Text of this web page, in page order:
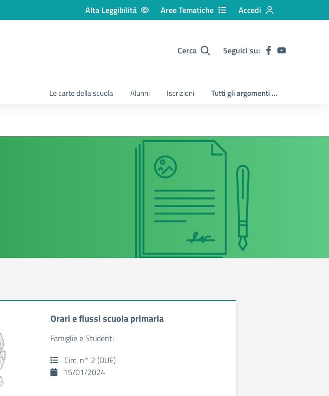
Alta Leggibilità Aree Tematiche Accedi
Cerca Seguici su:
Le carte della scuola Alunni Iscrizioni Tutti gli argomenti ...
Orari e flussi scuola primaria
Famiglie e Studenti
Circ. n° 2 (DUE)
15/01/2024